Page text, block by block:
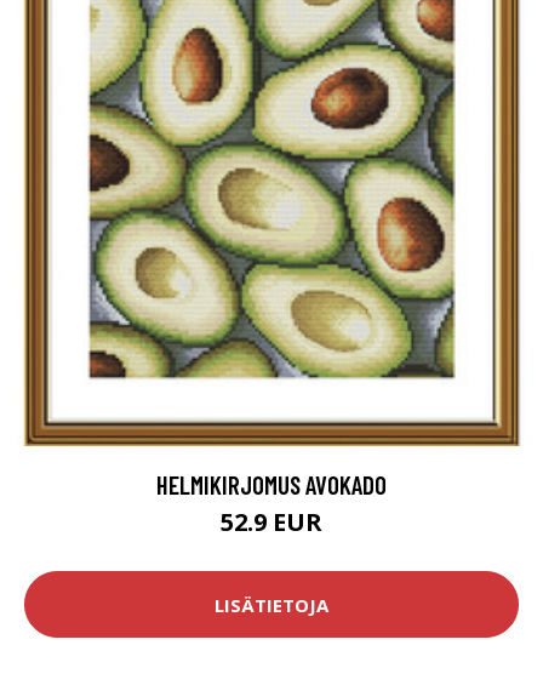
HELMIKIRJOMUS AVOKADO
52.9 EUR
LISÄTIETOJA